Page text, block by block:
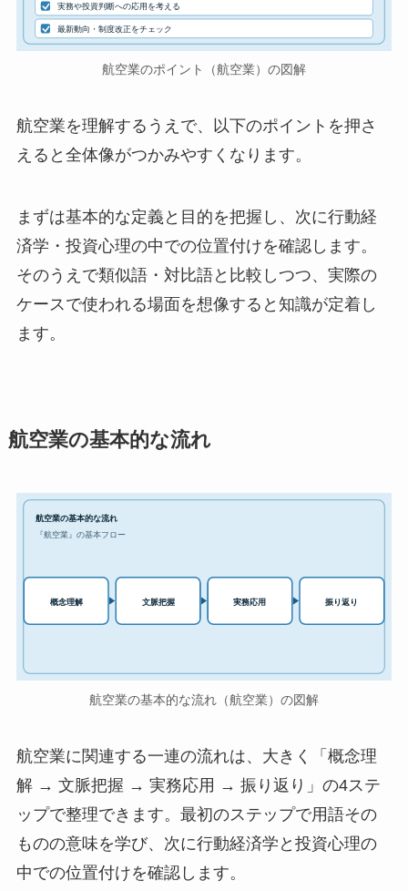
実務や投資判断への応用を考える
最新動向・制度改正をチェック
航空業のポイント（航空業）の図解
航空業を理解するうえで、以下のポイントを押さ
えると全体像がつかみやすくなります。
まずは基本的な定義と目的を把握し、次に行動経
済学・投資心理の中での位置付けを確認します。
そのうえで類似語・対比語と比較しつつ、実際の
ケースで使われる場面を想像すると知識が定着し
ます。
航空業の基本的な流れ
航空業の基本的な流れ
『航空業』の基本フロー
概念理解 文脈把握 実務応用 振り返り
航空業の基本的な流れ（航空業）の図解
航空業に関連する一連の流れは、大きく「概念理
解 → 文脈把握 → 実務応用 → 振り返り」の4ステ
ップで整理できます。最初のステップで用語その
ものの意味を学び、次に行動経済学と投資心理の
中での位置付けを確認します。